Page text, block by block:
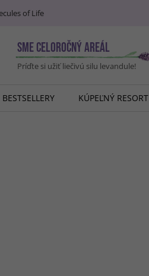
of Life
SME CELOROČNÝ AREÁL
Príďte si užiť liečivú silu levandule!
BESTSELLERY KÚPEĽNÝ RESORT